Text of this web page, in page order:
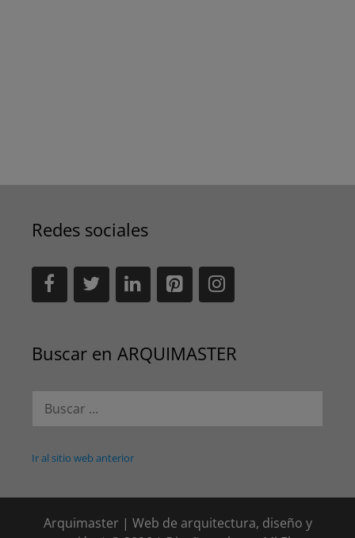
Redes sociales
Buscar en ARQUIMASTER
Ir al sitio web anterior
Arquimaster | Web de arquitectura, diseño y